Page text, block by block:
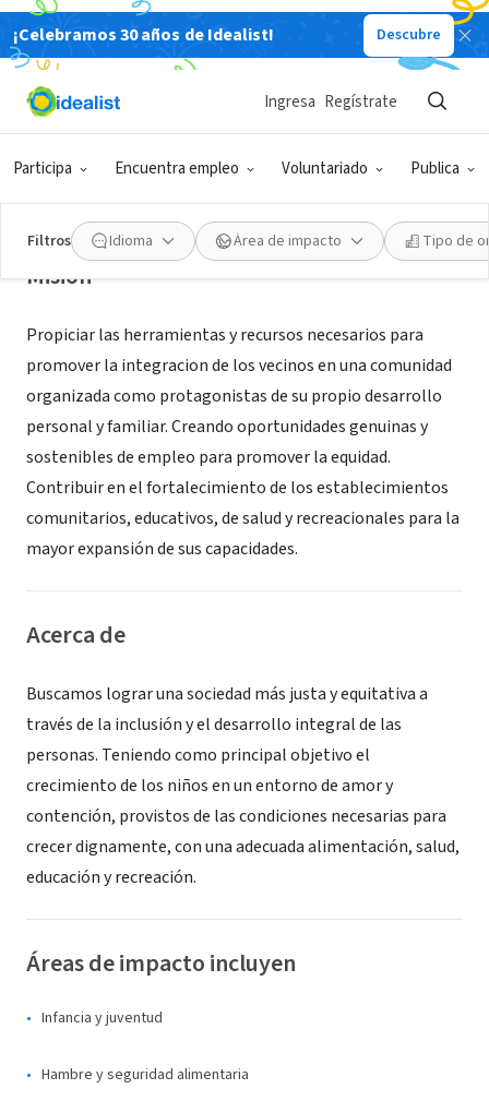
¡Celebramos 30 años de Idealist! Descubre
Participa Encuentra empleo Voluntariado Publica
Ingresa Regístrate
Filtros Idioma Área de impacto Tipo de
Inclusión Solidaria Argentina
Villa Sarmiento, Provincia de Buenos
Aires, Argentina
Misión
Propiciar las herramientas y recursos necesarios para
promover la integracion de los vecinos en una comunidad
organizada como protagonistas de su propio desarrollo
personal y familiar. Creando oportunidades genuinas y
sostenibles de empleo para promover la equidad.
Contribuir en el fortalecimiento de los establecimientos
comunitarios, educativos, de salud y recreacionales para la
mayor expansión de sus capacidades.
Acerca de
Buscamos lograr una sociedad más justa y equitativa a
través de la inclusión y el desarrollo integral de las
personas. Teniendo como principal objetivo el
crecimiento de los niños en un entorno de amor y
contención, provistos de las condiciones necesarias para
crecer dignamente, con una adecuada alimentación, salud,
educación y recreación.
Áreas de impacto incluyen
Infancia y juventud
Hambre y seguridad alimentaria